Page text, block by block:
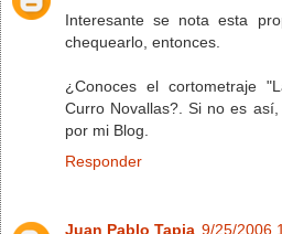
Interesante se nota esta
chequearlo, entonces.
¿Conoces el cortometraje
Curro Novallas?. Si no es
por mi Blog.
Responder
Juan Pablo Tapia 9/25/2006